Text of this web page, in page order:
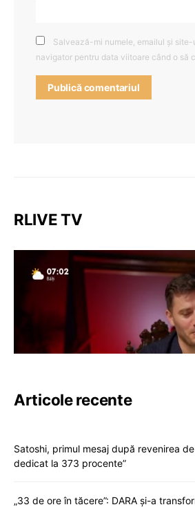
Salvează-mi numele, emailul și
navigator pentru data viitoare când o să
RLIVE TV
Articole recente
Satoshi, primul mesaj după revenirea
dedicat la 373 procente”
„33 de ore în tăcere”: DARA și-a